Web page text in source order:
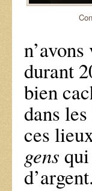
durant
bien
dans
ces
gens
d’argent.